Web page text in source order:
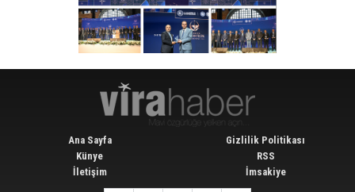
Ana Sayfa
Künye
İletişim
Gizlilik Politikası
RSS
İmsakiye